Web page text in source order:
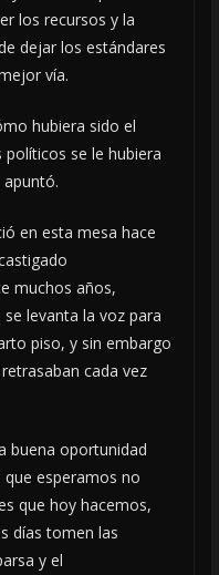
los recursos y la
dejar los estándares
vía.
hubiera sido el
se le hubiera
en esta mesa hace
muchos años,
levanta la voz para
piso, y sin embargo
cada vez
buena oportunidad
esperamos no
que hoy hacemos,
días tomen las
y el